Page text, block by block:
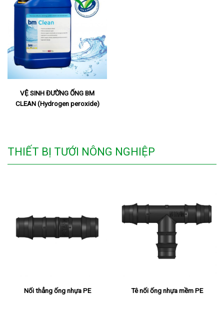
VỆ SINH ĐƯỜNG ỐNG BM
CLEAN (Hydrogen peroxide)
THIẾT BỊ TƯỚI NÔNG NGHIỆP
Nối thẳng ống nhựa PE Tê nối ống nhựa mềm PE